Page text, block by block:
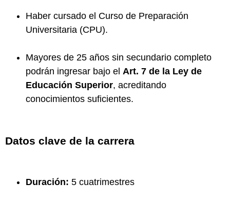
Haber cursado el Curso de Preparación
Universitaria (CPU).
Mayores de 25 años sin secundario completo
podrán ingresar bajo el Art. 7 de la Ley de
Educación Superior, acreditando
conocimientos suficientes.
Datos clave de la carrera
Duración: 5 cuatrimestres